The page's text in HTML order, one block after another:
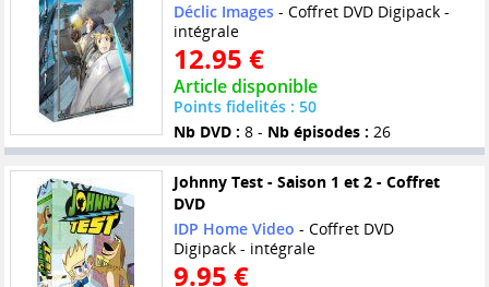
Déclic Images- Coffret DVD Digipack -
intégrale
12.95 €
Article disponible
Points fidelités : 50
Nb DVD : 8 - Nb épisodes : 26
Johnny Test - Saison 1 et 2 - Coffret
DVD
IDP Home Video - Coffret DVD
Digipack - intégrale
9.95 €